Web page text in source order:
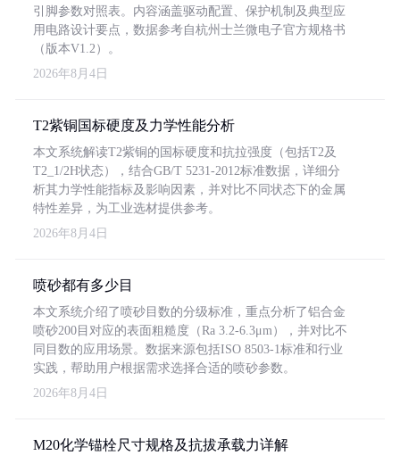
引脚参数对照表。内容涵盖驱动配置、保护机制及典型应
用电路设计要点，数据参考自杭州士兰微电子官方规格书
（版本V1.2）。
2026年8月4日
T2紫铜国标硬度及力学性能分析
本文系统解读T2紫铜的国标硬度和抗拉强度（包括T2及
T2_1/2H状态），结合GB/T 5231-2012标准数据，详细分
析其力学性能指标及影响因素，并对比不同状态下的金属
特性差异，为工业选材提供参考。
2026年8月4日
喷砂都有多少目
本文系统介绍了喷砂目数的分级标准，重点分析了铝合金
喷砂200目对应的表面粗糙度（Ra 3.2-6.3μm），并对比不
同目数的应用场景。数据来源包括ISO 8503-1标准和行业
实践，帮助用户根据需求选择合适的喷砂参数。
2026年8月4日
M20化学锚栓尺寸规格及抗拔承载力详解